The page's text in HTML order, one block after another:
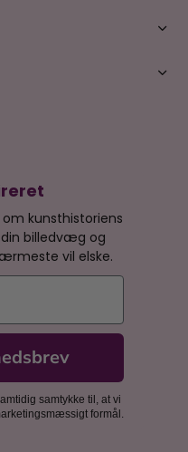
kunsthistoriens
billedvæg og
vil elske.
samtykke til, at vi
formål.